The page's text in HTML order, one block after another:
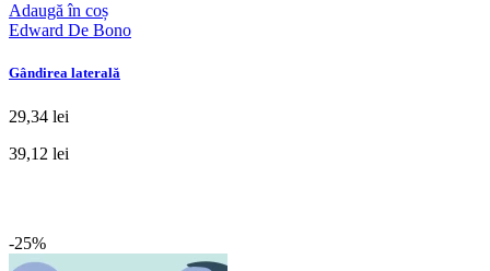
Adaugă în coș
Edward De Bono
Gândirea laterală
29,34 lei
39,12 lei
-25%